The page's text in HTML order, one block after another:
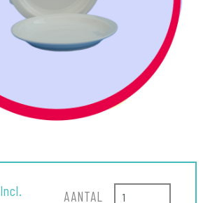
Incl.
AANTAL